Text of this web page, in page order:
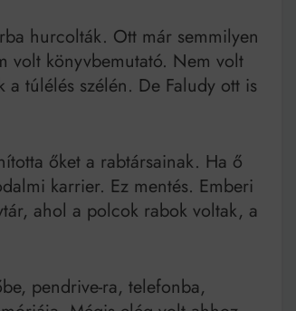
hurcolták. Ott már semmilyen
volt könyvbemutató. Nem volt
túlélés szélén. De Faludy ott is
őket a rabtársainak. Ha ő
karrier. Ez mentés. Emberi
ahol a polcok rabok voltak, a
pendrive-ra, telefonba,